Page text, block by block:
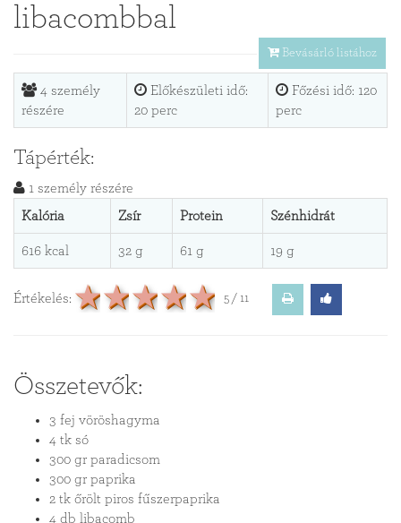
libacombbal
Bevásárló listához
4 személy
részére
Előkészületi idő:
20 perc
Főzési idő: 120
perc
Tápérték:
1 személy részére
Kalória
Zsír Protein Szénhidrát
616 kcal 32 g 61 g 19 g
5 / 11
Értékelés: 5 csillagos
4 csillagos recept
3 csillagos recept
2 csillagos recept
1 csillagos recept
Összetevők:
3 fej vöröshagyma
4 tk só
300 gr paradicsom
300 gr paprika
2 tk őrölt piros fűszerpaprika
4 db libacomb